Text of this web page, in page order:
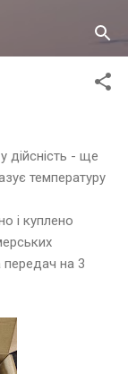
дійсність - ще
температуру
і куплено
передач на 3